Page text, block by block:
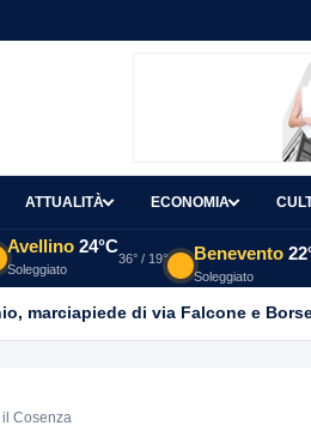
ATTUALITÀ ECONOMIA
Avellino 24°C
Soleggiato
36° / 19° Benevento
Soleggiato
marciapiede di via Falcone e
Cosenza